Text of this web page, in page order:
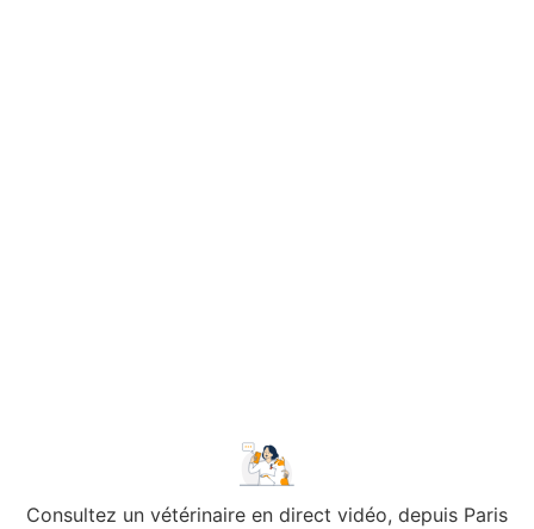
Consultez un vétérinaire en direct vidéo, depuis Paris